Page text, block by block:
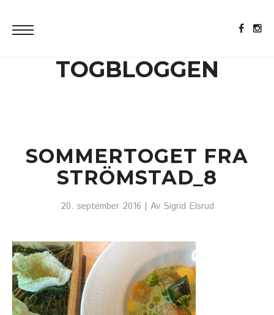
TOGBLOGGEN
SOMMERTOGET FRA
STRÖMSTAD_8
20. september 2016 | Av Sigrid Elsrud